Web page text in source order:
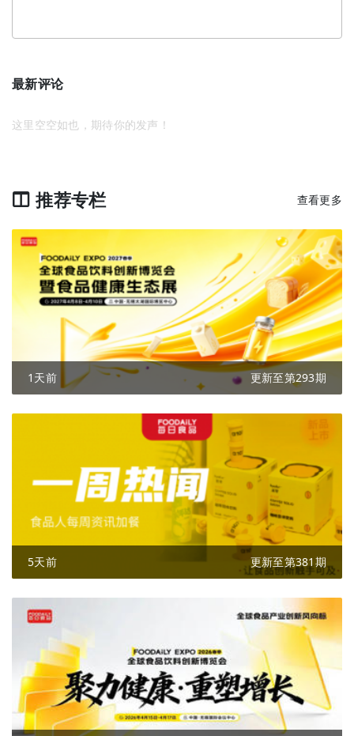
最新评论
这里空空如也，期待你的发声！
推荐专栏 查看更多
1天前 更新至第293期
5天前 更新至第381期